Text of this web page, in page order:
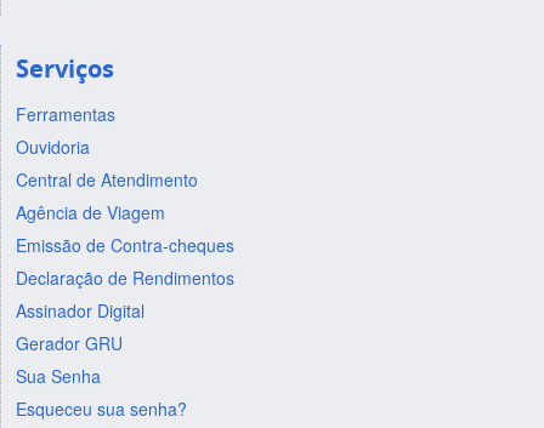
Serviços
Ferramentas
Ouvidoria
Central de Atendimento
Agência de Viagem
Emissão de Contra-cheques
Declaração de Rendimentos
Assinador Digital
Gerador GRU
Sua Senha
Esqueceu sua senha?